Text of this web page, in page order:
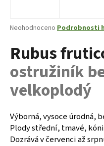
Průměrné
produktu
je
z
hvězdiček.
Neohodnoceno Podrobnosti
Rubus
ostružiník
velkoplodý
Výborná, vysoce úrodná,
Plody střední, tmavé,
Dozrává v červenci až
j
t
?
HLEDAT